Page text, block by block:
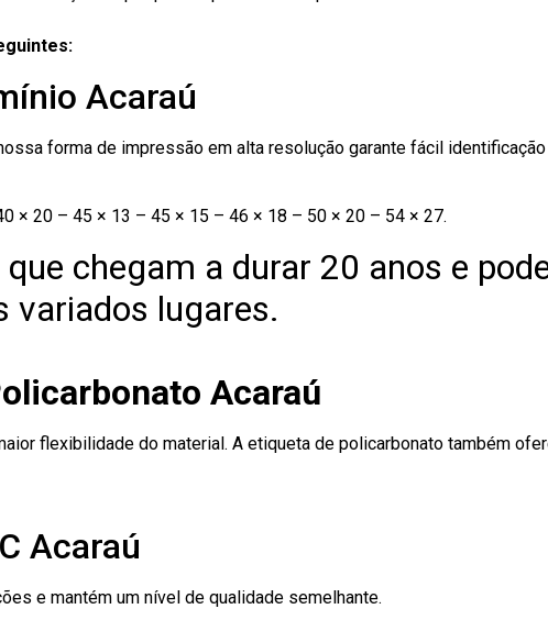
Acaraú
forma de impressão em alta resolução garante fácil
× 20 – 45 × 13 – 45 × 15 – 46 × 18 – 50 × 20 – 54 × 27.
chegam a durar 20 anos e
variados lugares.
Acaraú
flexibilidade do material. A etiqueta de policarbonato também
Acaraú
e mantém um nível de qualidade semelhante.